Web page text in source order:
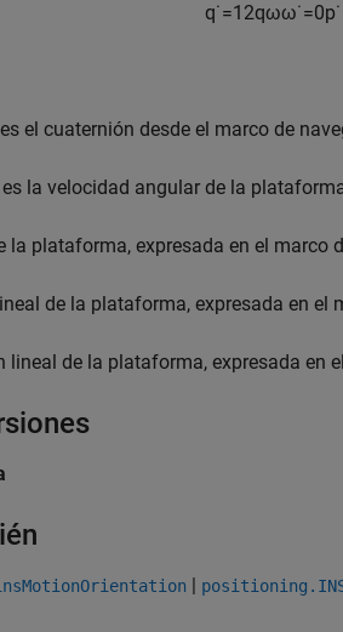
q˙=1 2qωω˙=0p˙
el cuaternión desde el marco de
la velocidad angular de la
la plataforma, expresada en el marco
de la plataforma, expresada en el
lineal de la plataforma, expresada en
|